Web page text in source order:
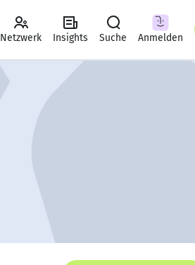
Netzwerk Insights Suche Anmelden